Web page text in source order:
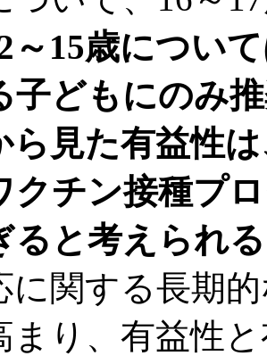
～15歳につい
子どもにのみ
ら見た有益性
クチン接種プ
ると考えられ
に関する長期
まり、有益性